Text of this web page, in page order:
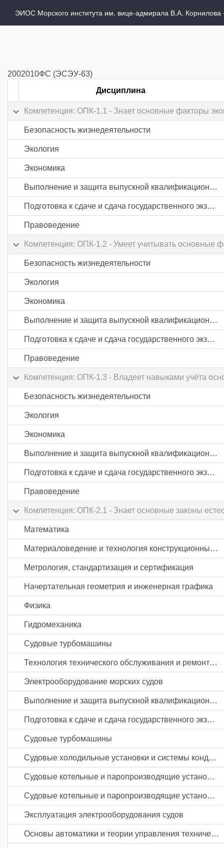
ЭИОС Морского института им. вице-адмирала В.А.
2002010ФС (ЭСЭУ-63)
Дисциплина
Компетенция: ОПК-1.1 - Знает основные факторы
Безопасность жизнедеятельности
Экология
Экономика
Выполнение и защита выпускной квалификационной работы
Подготовка к сдаче и сдача государственного экзамена
Правоведение
Компетенция: ОПК-1.2 - Умеет учитывать основные
Безопасность жизнедеятельности
Экология
Экономика
Выполнение и защита выпускной квалификационной работы
Подготовка к сдаче и сдача государственного экзамена
Правоведение
Компетенция: ОПК-1.3 - Владеет навыками учёта
Безопасность жизнедеятельности
Экология
Экономика
Выполнение и защита выпускной квалификационной работы
Подготовка к сдаче и сдача государственного экзамена
Правоведение
Компетенция: ОПК-2.1 - Знает основные законы
Математика
Материаловедение и технология конструкционных материалов
Метрология, стандартизация и сертификация
Начертательная геометрия и инженерная графика
Физика
Гидромеханика
Судовые турбомашины
Технология технического обслуживания и ремонта судов
Электрооборудование морских судов
Выполнение и защита выпускной квалификационной работы
Подготовка к сдаче и сдача государственного экзамена
Судовые турбомашины
Судовые холодильные установки и системы кондиционирования воздуха
Судовые котельные и паропроизводящие установки
Судовые котельные и паропроизводящие установки
Эксплуатация электрооборудования судов
Основы автоматики и теории управления техническими системами